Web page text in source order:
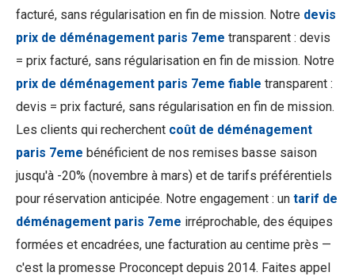
facturé, sans régularisation en fin de mission. Notre devis
prix de déménagement paris 7eme transparent : devis
= prix facturé, sans régularisation en fin de mission. Notre
prix de déménagement paris 7eme fiable transparent :
devis = prix facturé, sans régularisation en fin de mission.
Les clients qui recherchent coût de déménagement
paris 7eme bénéficient de nos remises basse saison
jusqu'à -20% (novembre à mars) et de tarifs préférentiels
pour réservation anticipée. Notre engagement : un tarif de
déménagement paris 7eme irréprochable, des équipes
formées et encadrées, une facturation au centime près —
c'est la promesse Proconcept depuis 2014. Faites appel